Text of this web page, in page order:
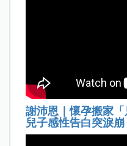
謝沛恩｜懷孕搬家
兒子感性告白突淚